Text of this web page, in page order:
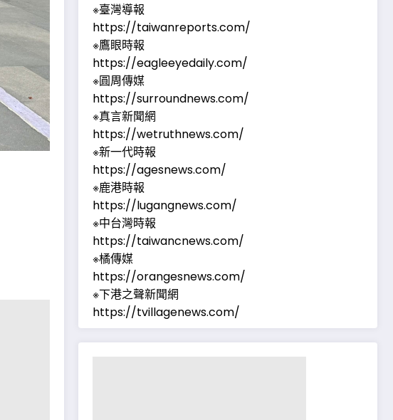
※臺灣導報
https://taiwanreports.com/
※鷹眼時報
https://eagleeyedaily.com/
※圓周傳媒
https://surroundnews.com/
※真言新聞網
https://wetruthnews.com/
※新一代時報
https://agesnews.com/
※鹿港時報
https://lugangnews.com/
※中台灣時報
https://taiwancnews.com/
※橘傳媒
https://orangesnews.com/
※下港之聲新聞網
https://tvillagenews.com/